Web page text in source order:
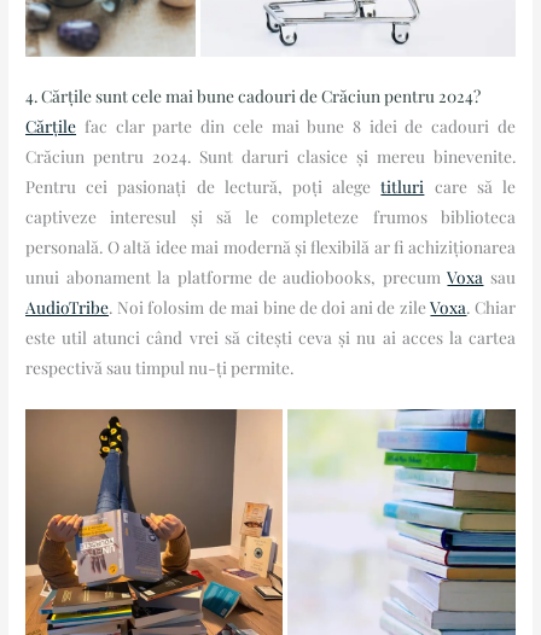
4. Cărțile sunt cele mai bune cadouri de Crăciun pentru 2024?
Cărțile fac clar parte din cele mai bune 8 idei de cadouri de
Crăciun pentru 2024. Sunt daruri clasice și mereu binevenite.
Pentru cei pasionați de lectură, poți alegetitluri care să le
captiveze interesul și să le completeze frumos biblioteca
personală. O altă idee mai modernă și flexibilă ar fi achiziționarea
unui abonament la platforme de audiobooks, precumVoxa sau
AudioTribe. Noi folosim de mai bine de doi ani de zileVoxa. Chiar
este util atunci când vrei să citești ceva și nu ai acces la cartea
respectivă sau timpul nu-ți permite.